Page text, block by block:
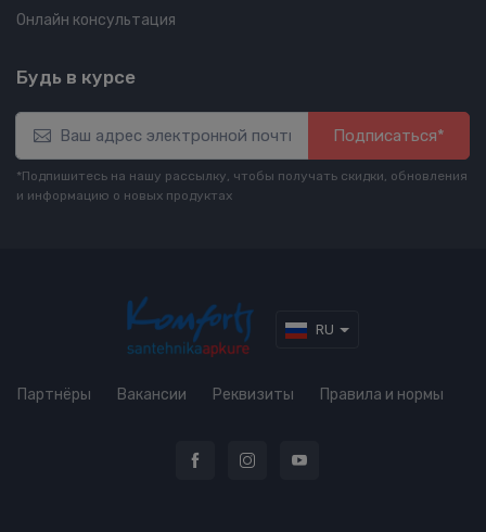
Онлайн консультация
Будь в курсе
Подписаться*
*Подпишитесь на нашу рассылку, чтобы получать скидки, обновления
и информацию о новых продуктах
RU
Партнёры Вакансии Реквизиты Правила и нормы